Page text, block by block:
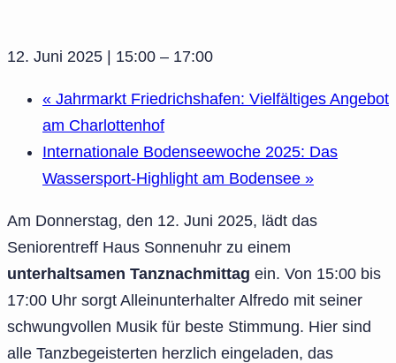
12. Juni 2025 | 15:00 – 17:00
« Jahrmarkt Friedrichshafen: Vielfältiges Angebot
am Charlottenhof
Internationale Bodenseewoche 2025: Das
Wassersport-Highlight am Bodensee »
Am Donnerstag, den 12. Juni 2025, lädt das
Seniorentreff Haus Sonnenuhr zu einem
unterhaltsamen Tanznachmittag ein. Von 15:00 bis
17:00 Uhr sorgt Alleinunterhalter Alfredo mit seiner
schwungvollen Musik für beste Stimmung. Hier sind
alle Tanzbegeisterten herzlich eingeladen, das